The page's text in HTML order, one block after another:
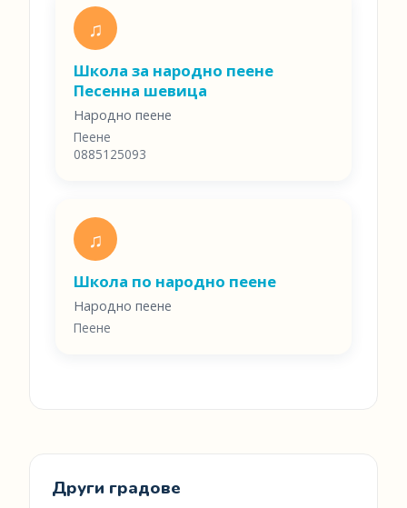
♫
Школа за народно пеене
Песенна шевица
Народно пеене
Пеене
0885125093
♫
Школа по народно пеене
Народно пеене
Пеене
Други градове